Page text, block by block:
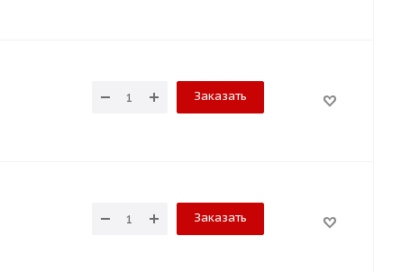
Заказать
Заказать